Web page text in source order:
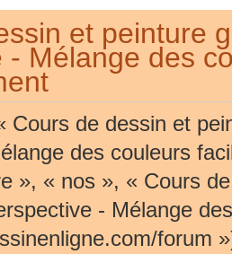
et peinture
- Mélange des
Cours de dessin et
des couleurs
», « nos », « Cours
- Mélange
forum